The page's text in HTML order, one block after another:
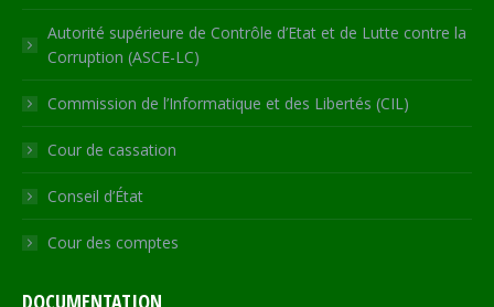
Autorité supérieure de Contrôle d’Etat et de Lutte contre la
Corruption (ASCE-LC)
Commission de l’Informatique et des Libertés (CIL)
Cour de cassation
Conseil d’État
Cour des comptes
DOCUMENTATION